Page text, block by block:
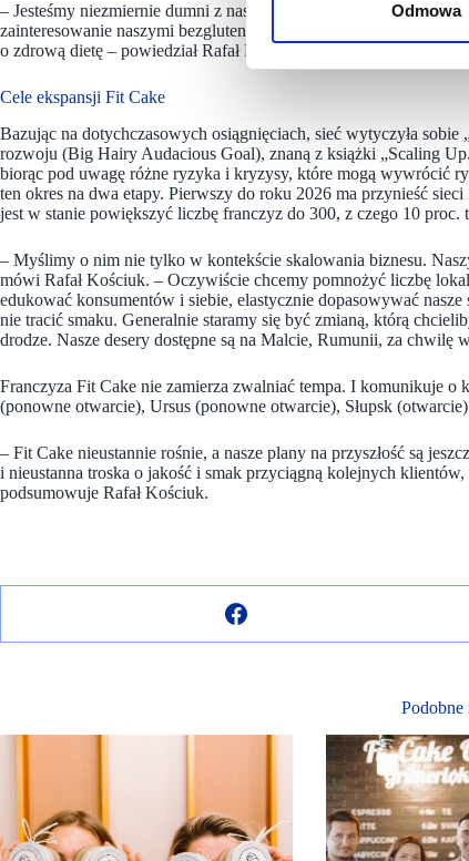
Odmowa
– Jesteśmy niezmiernie dumni z naszych osiągnięć. Rekordowe
zainteresowanie naszymi bezglutenowymi i bezcukrowymi
o zdrową dietę – powiedział Rafał Kościuk, właściciel sieci.
Cele ekspansji Fit Cake
Bazując na dotychczasowych osiągnięciach, sieć wytyczyła
rozwoju (Big Hairy Audacious Goal), znaną z książki „Scaling
biorąc pod uwagę różne ryzyka i kryzysy, które mogą wywrócić
ten okres na dwa etapy. Pierwszy do roku 2026 ma przynieść
jest w stanie powiększyć liczbę franczyz do 300, z czego 10 proc.
– Myślimy o nim nie tylko w kontekście skalowania biznesu.
mówi Rafał Kościuk. – Oczywiście chcemy pomnożyć liczbę
edukować konsumentów i siebie, elastycznie dopasowywać
nie tracić smaku. Generalnie staramy się być zmianą, którą
drodze. Nasze desery dostępne są na Malcie, Rumunii, za chwilę
Franczyza Fit Cake nie zamierza zwalniać tempa. I komunikuje
(ponowne otwarcie), Ursus (ponowne otwarcie), Słupsk
– Fit Cake nieustannie rośnie, a nasze plany na przyszłość są
i nieustanna troska o jakość i smak przyciągną kolejnych
podsumowuje Rafał Kościuk.